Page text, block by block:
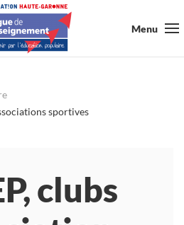
Menu
sportives
clubs